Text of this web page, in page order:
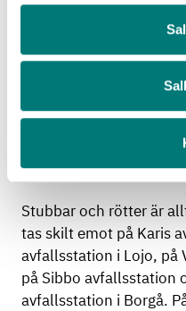
Det får varken finnas
heller äpplen eller
Kvistarna och
krossas eller flisas och
för att utnyttjas som
Stubbar och rötter är
tas skilt emot på Karis
avfallsstation i Lojo, på
på Sibbo avfallsstation
avfallsstation i Borgå.